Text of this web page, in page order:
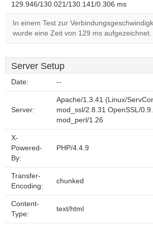
129.946/130.021/130.141/0.306 ms
In einem Test zur
wurde eine Zeit von 129 ms aufgezeichnet.
Server Setup
Date: --
Server:
Apache/1.3.41 (Linux/
mod_ssl/2.8.31 OpenSSL/
mod_perl/1.26
X-
Powered-
By:
PHP/4.4.9
Transfer-
Encoding:
chunked
Content-
Type:
text/html